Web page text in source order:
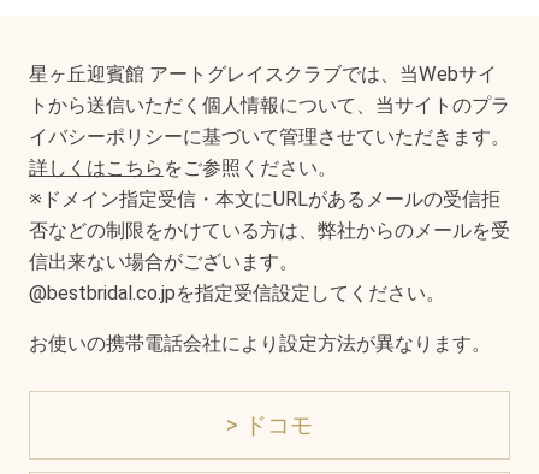
星ヶ丘迎賓館 アートグレイスクラブでは、当Webサイ
トから送信いただく個人情報について、当サイトのプラ
イバシーポリシーに基づいて管理させていただきます。
詳しくはこちら をご参照ください。
※ドメイン指定受信・本文にURLがあるメールの受信拒
否などの制限をかけている方は、弊社からのメールを受
信出来ない場合がございます。
@bestbridal.co.jpを指定受信設定してください。
お使いの携帯電話会社により設定方法が異なります。
> ドコモ